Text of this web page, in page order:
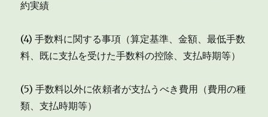
約実績
(4) 手数料に関する事項（算定基準、金額、最低手数
料、既に支払を受けた手数料の控除、支払時期等）
(5) 手数料以外に依頼者が支払うべき費用（費用の種
類、支払時期等）